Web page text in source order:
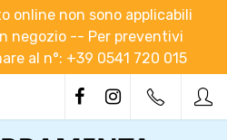
online non sono applicabili
negozio -- Per preventivi
al n°: +39 0541 720 015